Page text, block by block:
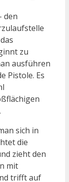
den
zu
ausführen
Pistole. Es
sich in
die
zieht den
mit
trifft auf